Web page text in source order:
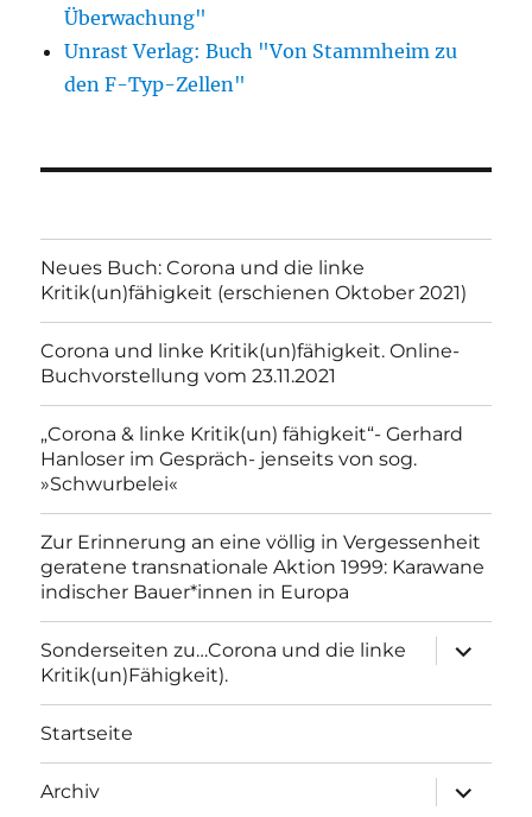
Überwachung"
Unrast Verlag: Buch "Von Stammheim zu
den F-Typ-Zellen"
Neues Buch: Corona und die linke
Kritik(un)fähigkeit (erschienen Oktober 2021)
Corona und linke Kritik(un)fähigkeit. Online-
Buchvorstellung vom 23.11.2021
„Corona & linke Kritik(un) fähigkeit“- Gerhard
Hanloser im Gespräch- jenseits von sog.
»Schwurbelei«
Zur Erinnerung an eine völlig in Vergessenheit
geratene transnationale Aktion 1999: Karawane
indischer Bauer*innen in Europa
Sonderseiten zu…Corona und die linke
Kritik(un)Fähigkeit).
anzeigen
Startseite
Archiv
anzeigen